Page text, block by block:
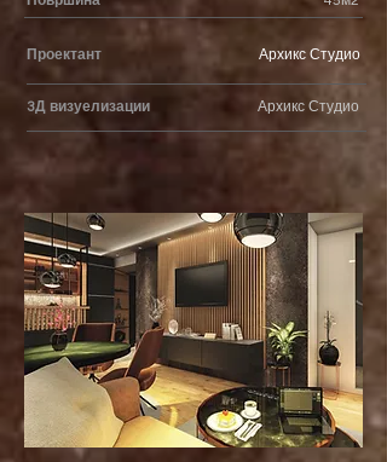
Проектант Архикс Студио
3Д визуелизации Архикс Студио